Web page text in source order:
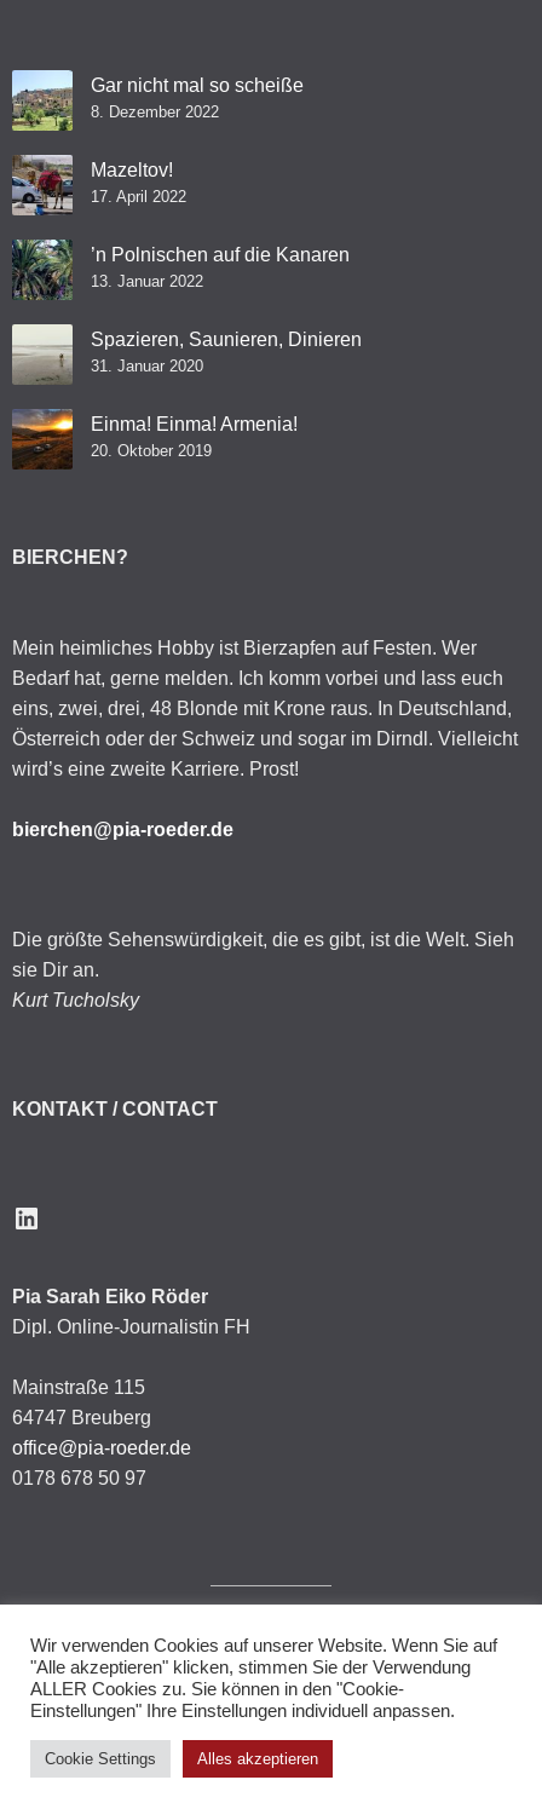
Gar nicht mal so scheiße
8. Dezember 2022
Mazeltov!
17. April 2022
’n Polnischen auf die Kanaren
13. Januar 2022
Spazieren, Saunieren, Dinieren
31. Januar 2020
Einma! Einma! Armenia!
20. Oktober 2019
BIERCHEN?
Mein heimliches Hobby ist Bierzapfen auf Festen. Wer
Bedarf hat, gerne melden. Ich komm vorbei und lass euch
eins, zwei, drei, 48 Blonde mit Krone raus. In Deutschland,
Österreich oder der Schweiz und sogar im Dirndl. Vielleicht
wird’s eine zweite Karriere. Prost!
bierchen@pia-roeder.de
Die größte Sehenswürdigkeit, die es gibt, ist die Welt. Sieh
sie Dir an.
Kurt Tucholsky
KONTAKT / CONTACT
LinkedIn
Pia Sarah Eiko Röder
Dipl. Online-Journalistin FH
Mainstraße 115
64747 Breuberg
office@pia-roeder.de
0178 678 50 97
Impressum
Datenschutzerklärung
© 2026. Allegianttheme by CPOThemes.
Wir verwenden Cookies auf unserer Website. Wenn Sie auf
"Alle akzeptieren" klicken, stimmen Sie der Verwendung
ALLER Cookies zu. Sie können in den "Cookie-
Einstellungen" Ihre Einstellungen individuell anpassen.
Cookie Settings Alles akzeptieren